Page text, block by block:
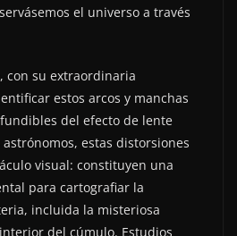
el universo a través
con su extraordinaria
estos arcos y manchas
del efecto de lente
estas distorsiones
visual: constituyen una
para cartografiar la
incluida la misteriosa
del cúmulo. Estudios